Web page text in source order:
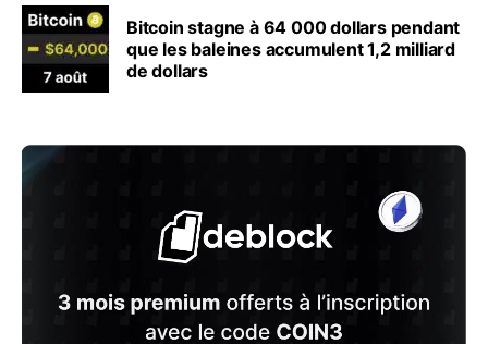
Bitcoin stagne à 64 000 dollars pendant
que les baleines accumulent 1,2 milliard
de dollars